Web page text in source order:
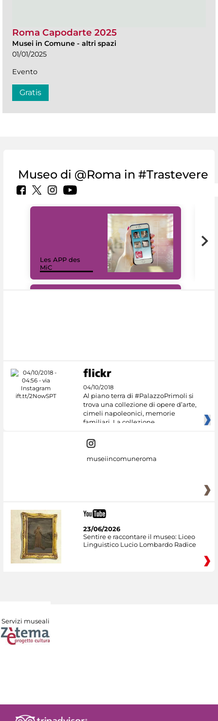
Roma Capodarte 2025
Musei in Comune - altri spazi
01/01/2025
Evento
Gratis
Museo di @Roma in #Trastevere
Les APP des
MiC
04/10/2018
Al piano terra di #PalazzoPrimoli si
trova una collezione di opere d’arte,
cimeli napoleonici, memorie
familiari. La collezione
museiincomuneroma
23/06/2026
Sentire e raccontare il museo: Liceo
Linguistico Lucio Lombardo Radice
Servizi museali